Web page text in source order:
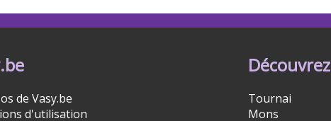
de Vasy.be
d'utilisation
Découvrez
Tournai
Mons